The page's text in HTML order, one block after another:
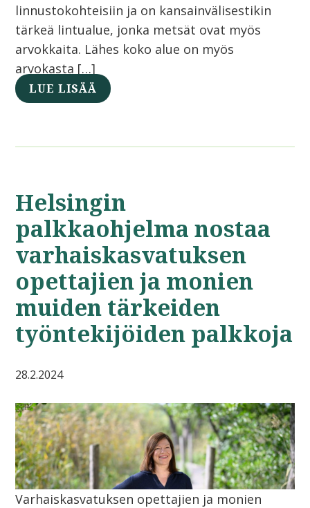
linnustokohteisiin ja on kansainvälisestikin
tärkeä lintualue, jonka metsät ovat myös
arvokkaita. Lähes koko alue on myös
arvokasta […]
LUE LISÄÄ
Helsingin
palkkaohjelma nostaa
varhaiskasvatuksen
opettajien ja monien
muiden tärkeiden
työntekijöiden palkkoja
28.2.2024
Varhaiskasvatuksen opettajien ja monien